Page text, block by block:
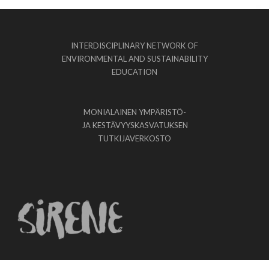
INTERDISCIPLINARY NETWORK OF
ENVIRONMENTAL AND SUSTAINABILITY
EDUCATION
MONIALAINEN YMPÄRISTÖ-
JA KESTÄVYYSKASVATUKSEN
TUTKIJAVERKOSTO